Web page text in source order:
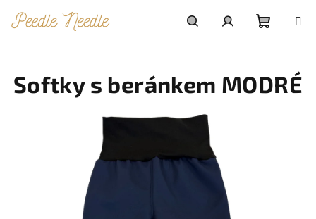
košík
Softky s beránkem MODRÉ